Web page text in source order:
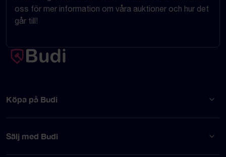
oss för mer information om våra auktioner och hur det
går till!
Köpa på Budi
Sälj med Budi